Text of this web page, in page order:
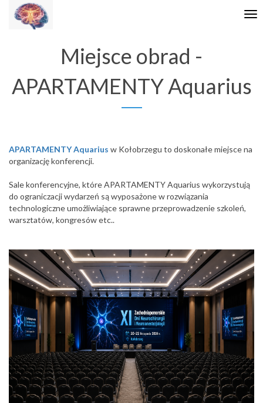
Miejsce obrad -
APARTAMENTY Aquarius
APARTAMENTY Aquarius w Kołobrzegu to doskonałe miejsce na
organizację konferencji.
Sale konferencyjne, które APARTAMENTY Aquarius wykorzystują
do ograniczacji wydarzeń są wyposażone w rozwiązania
technologiczne umożliwiające sprawne przeprowadzenie szkoleń,
warsztatów, kongresów etc..